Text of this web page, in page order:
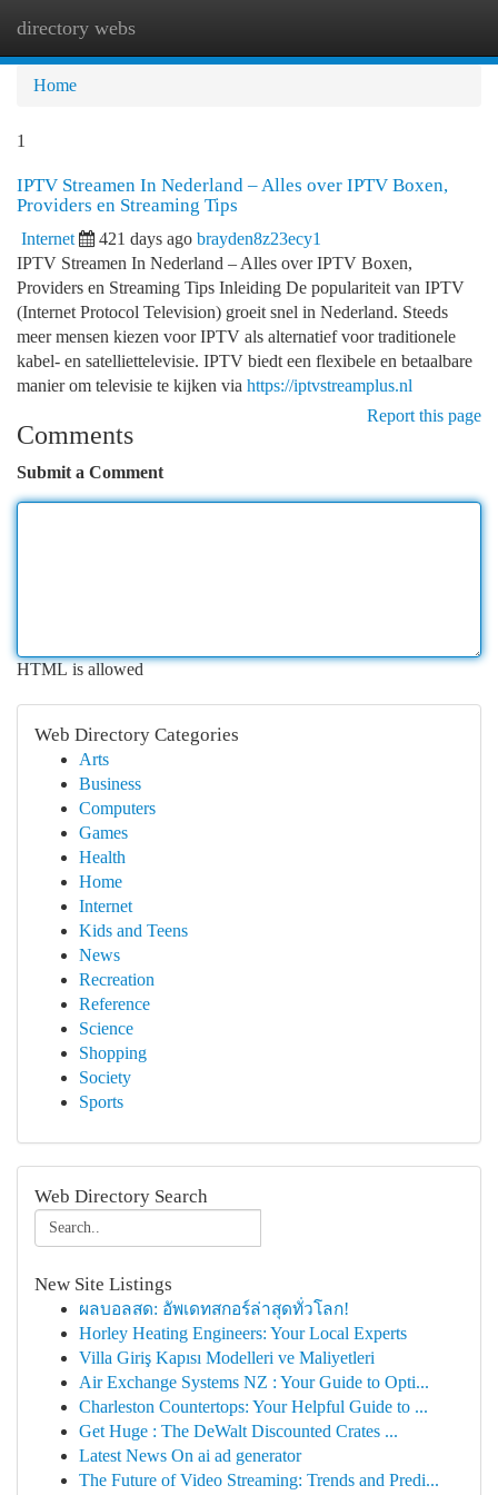
directory webs
Home
1
IPTV Streamen In Nederland – Alles over IPTV Boxen,
Providers en Streaming Tips
Internet 421 days ago brayden8z23ecy1
IPTV Streamen In Nederland – Alles over IPTV Boxen,
Providers en Streaming Tips Inleiding De populariteit van IPTV
(Internet Protocol Television) groeit snel in Nederland. Steeds
meer mensen kiezen voor IPTV als alternatief voor traditionele
kabel- en satelliettelevisie. IPTV biedt een flexibele en betaalbare
manier om televisie te kijken via https://iptvstreamplus.nl
Report this page
Comments
Submit a Comment
HTML is allowed
Web Directory Categories
Arts
Business
Computers
Games
Health
Home
Internet
Kids and Teens
News
Recreation
Reference
Science
Shopping
Society
Sports
Web Directory Search
New Site Listings
ผลบอลสด: อัพเดทสกอร์ล่าสุดทั่วโลก!
Horley Heating Engineers: Your Local Experts
Villa Giriş Kapısı Modelleri ve Maliyetleri
Air Exchange Systems NZ : Your Guide to Opti...
Charleston Countertops: Your Helpful Guide to ...
Get Huge : The DeWalt Discounted Crates ...
Latest News On ai ad generator
The Future of Video Streaming: Trends and Predi...